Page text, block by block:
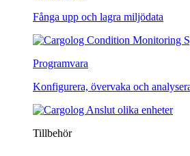
Fånga upp och lagra miljödata
Programvara
Konfigurera, övervaka och
Tillbehör